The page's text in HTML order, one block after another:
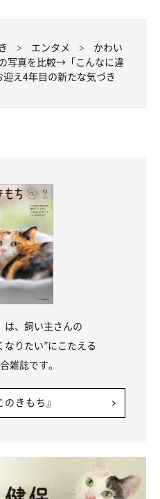
在と異なる場合があります。
エンタメ
かわい
写真を比較→「こんなに違
え4年目の新たな気づき
は、飼い主さんの
なりたい”にこたえる
雑誌です。
きもち』